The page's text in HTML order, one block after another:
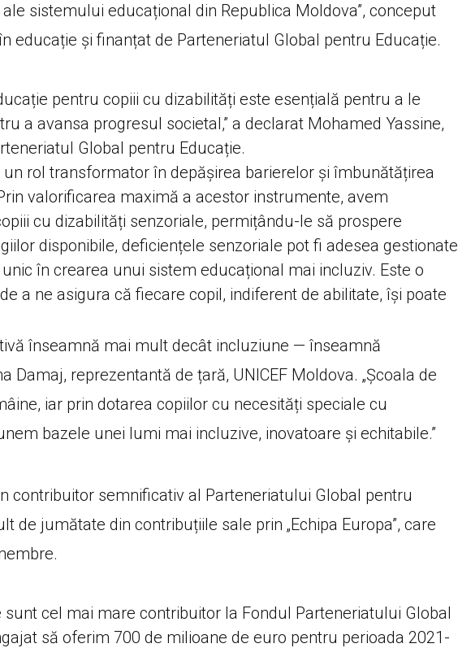
sistemului educațional din Republica Moldova”, conceput
educație și finanțat de Parteneriatul Global pentru Educație.
pentru copiii cu dizabilități este esențială pentru a le
a avansa progresul societal,” a declarat Mohamed Yassine,
Global pentru Educație.
un rol transformator în depășirea barierelor și îmbunătățirea
valorificarea maximă a acestor instrumente, avem
cu dizabilități senzoriale, permițându-le să prospere
disponibile, deficiențele senzoriale pot fi adesea gestionate
în crearea unui sistem educațional mai incluziv. Este o
a ne asigura că fiecare copil, indiferent de abilitate, își poate
înseamnă mai mult decât incluziune — înseamnă
Damaj, reprezentantă de țară, UNICEF Moldova. „Școala de
iar prin dotarea copiilor cu necesități speciale cu
bazele unei lumi mai incluzive, inovatoare și echitabile.”
contribuitor semnificativ al Parteneriatului Global pentru
de jumătate din contribuțiile sale prin „Echipa Europa”, care
sunt cel mai mare contribuitor la Fondul Parteneriatului Global
să oferim 700 de milioane de euro pentru perioada 2021-